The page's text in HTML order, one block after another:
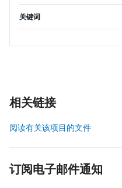
关键词
相关链接
阅读有关该项目的文件
订阅电子邮件通知